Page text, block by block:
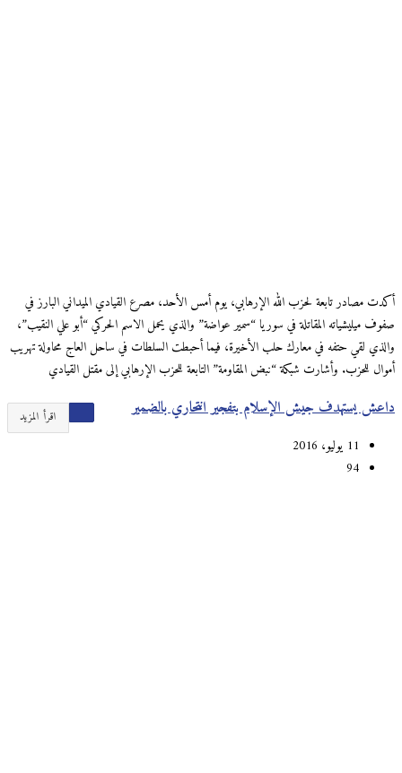
أكدت مصادر تابعة لحزب الله الإرهابي، يوم أمس الأحد، مصرع القيادي الميداني البارز في
صفوف ميليشياته المقاتلة في سوريا “سمير عواضة” والذي يحمل الاسم الحركي “أبو علي النقيب”،
والذي لقي حتفه في معارك حلب الأخيرة، فيما أحبطت السلطات في ساحل العاج محاولة تهريب
أموال للحزب. وأشارت شبكة “نبض المقاومة” التابعة للحزب الإرهابي إلى مقتل القيادي
اقرأ المزيد داعش يستهدف جيش الإسلام بتفجير انتحاري بالضمير
11 يوليو، 2016
94